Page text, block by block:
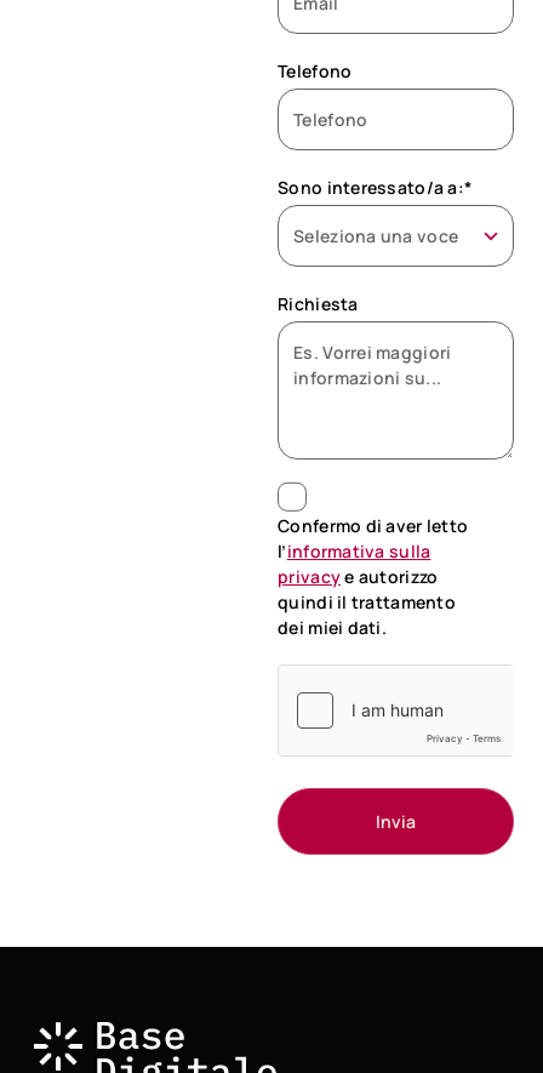
Telefono
Sono interessato/a a:*
Richiesta
Confermo di aver letto
l’informativa sulla
privacye autorizzo
quindi il trattamento
dei miei dati.